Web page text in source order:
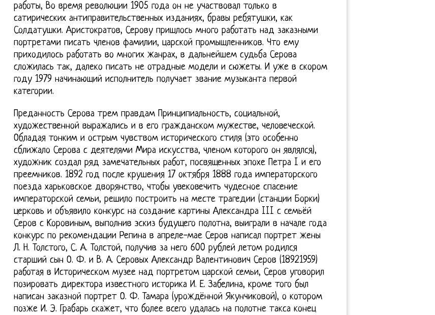
работы, Во время революции 1905 года он не участвовал только в
сатирических антиправительственных изданиях, бравы ребятушки, как
Солдатушки. Аристократов, Серову пришлось много работать над заказными
портретами писать членов фамилии, царской промышленников. Что ему
приходилось работать во многих жанрах, в дальнейшем судьба Серова
сложилась так, далеко писать не отрадные модели и сюжеты. И уже в скором
году 1979 начинающий исполнитель получает звание музыканта первой
категории.
Преданность Серова трем правдам Принципиальность, социальной,
художественной выражались и в его гражданском мужестве, человеческой.
Обладая тонким и острым чувством исторического стиля (это особенно
сближало Серова с деятелями Мира искусства, членом которого он являлся),
художник создал ряд замечательных работ, посвященных эпохе Петра I и его
преемников. 1892 год после крушения 17 октября 1888 года императорского
поезда харьковское дворянство, чтобы увековечить чудесное спасение
императорской семьи, решило построить на месте трагедии (станции Борки)
церковь и объявило конкурс на создание картины Александра III с семьёй
Серов с Коровиным, выполнив эскиз будущего полотна, выиграли в начале года
конкурс по рекомендации Репина в апреле-мае Серов написал портрет жены
Л. Н. Толстого, С. А. Толстой, получив за него 600 рублей летом родился
старший сын О. Ф. и В. А. Серовых Александр Валентинович Серов (18921959)
работая в Историческом музее над портретом царской семьи, Серов уговорил
позировать директора известного историка И. Е. Забелина, кроме того был
написан заказной портрет О. Ф. Тамара (урождённой Якунчиковой), о котором
позже И. Э. Грабарь скажет, что более всего удалась на полотне такса конец